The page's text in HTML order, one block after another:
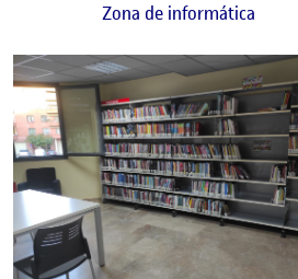
Zona de informática